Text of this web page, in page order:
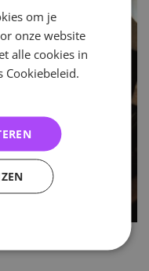
om je
onze website
alle cookies in
Cookiebeleid.